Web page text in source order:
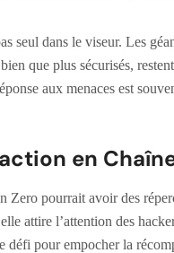
seul dans le viseur. Les
que plus sécurisés,
aux menaces est
en
Zero pourrait avoir des
attire l’attention des
défi pour empocher la